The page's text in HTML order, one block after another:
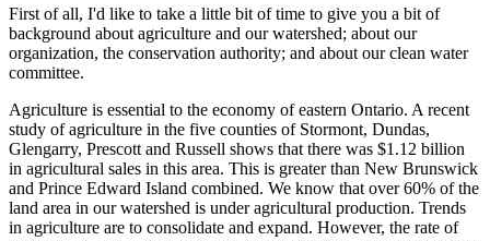
First of all, I'd like to take a little bit of time to give you a bit of
background about agriculture and our watershed; about our
organization, the conservation authority; and about our clean water
committee.
Agriculture is essential to the economy of eastern Ontario. A recent
study of agriculture in the five counties of Stormont, Dundas,
Glengarry, Prescott and Russell shows that there was $1.12 billion
in agricultural sales in this area. This is greater than New Brunswick
and Prince Edward Island combined. We know that over 60% of the
land area in our watershed is under agricultural production. Trends
in agriculture are to consolidate and expand. However, the rate of